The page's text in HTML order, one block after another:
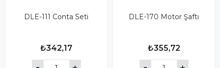
DLE-111 Conta Seti
₺342,17
DLE-170 Motor Şaftı
₺355,72